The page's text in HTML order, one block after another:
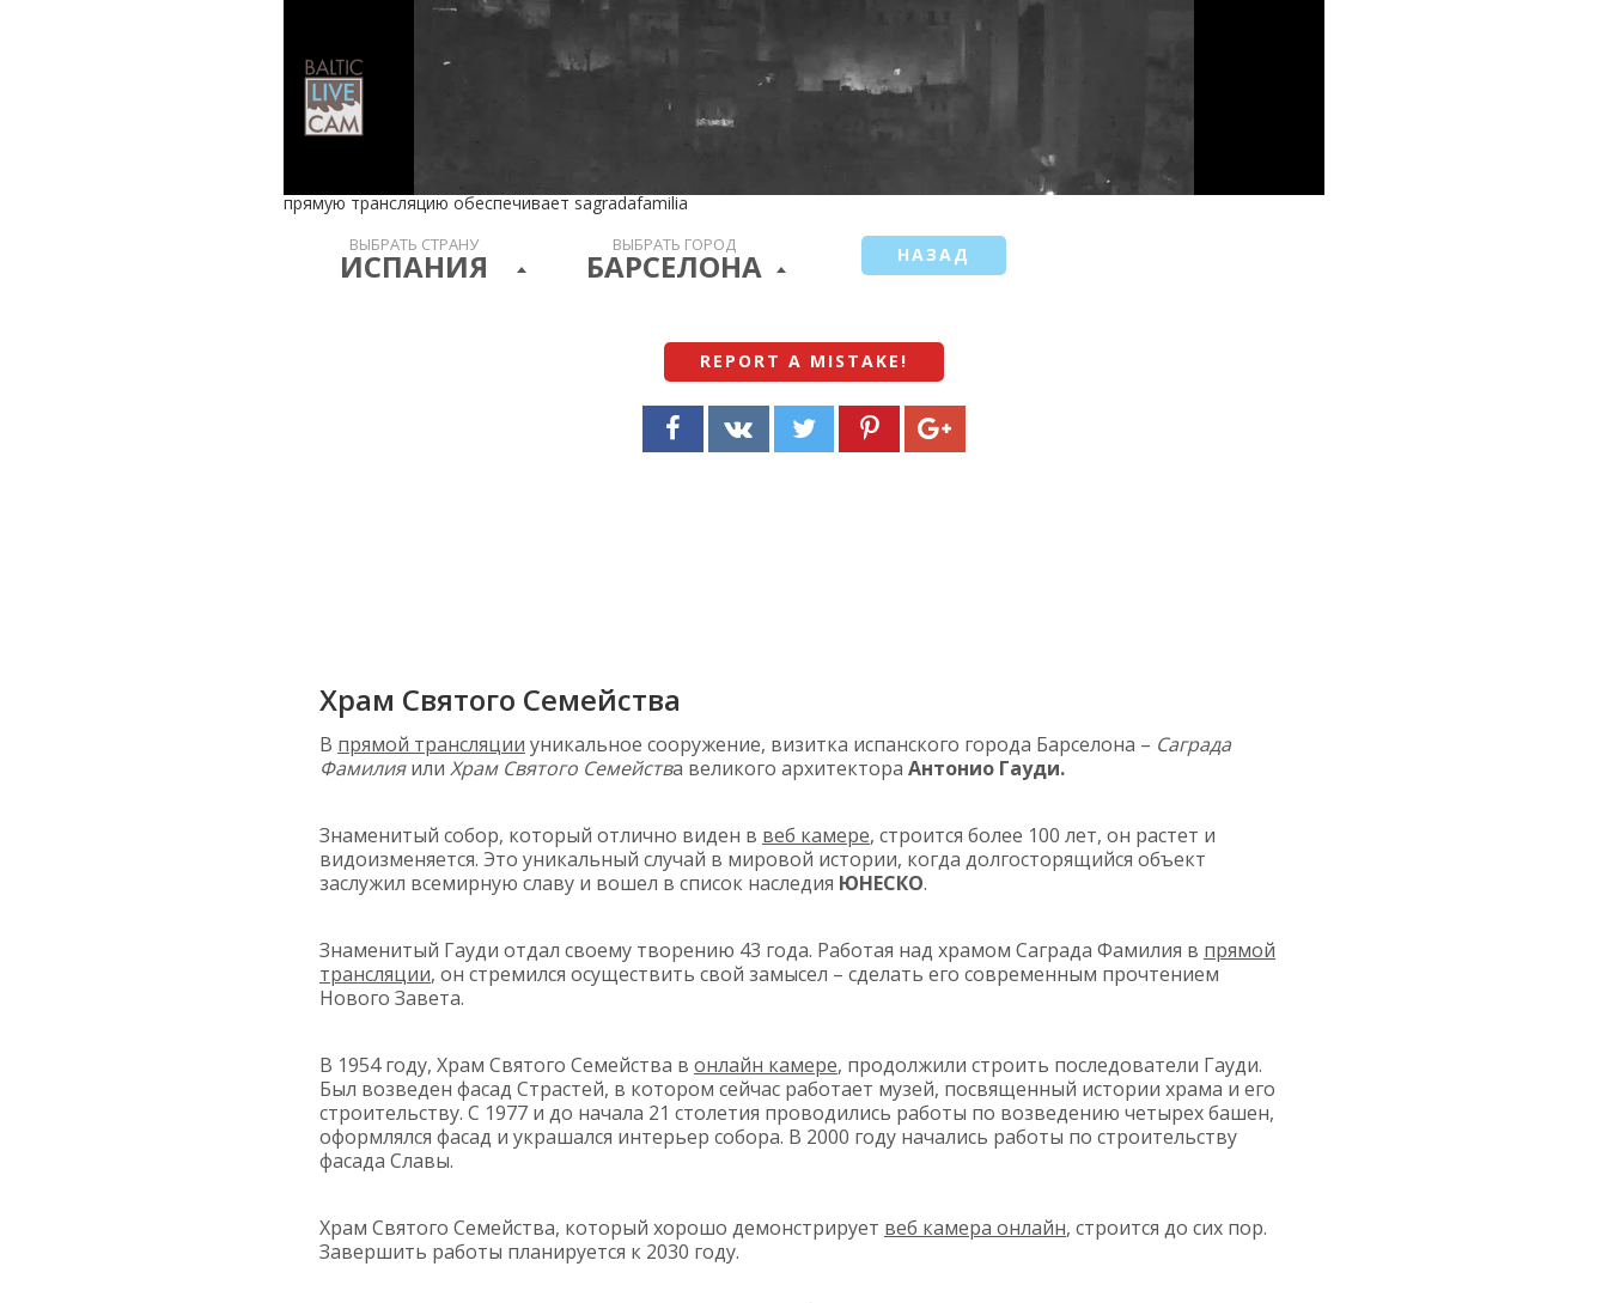
прямую трансляцию обеспечивает sagradafamilia
ВЫБРАТЬ СТРАНУ
ИСПАНИЯ
ВЫБРАТЬ ГОРОД
БАРСЕЛОНА НАЗАД
REPORT A MISTAKE !
Храм Святого Семейства
В прямой трансляции уникальное сооружение, визитка испанского города Барселона – Саграда
Фамилияили Храм Святого Семейства великого архитектора Антонио Гауди.
Знаменитый собор, который отлично виден в веб камере, строится более 100 лет, он растет и
видоизменяется. Это уникальный случай в мировой истории, когда долгосторящийся объект
заслужил всемирную славу и вошел в список наследия ЮНЕСКО.
Знаменитый Гауди отдал своему творению 43 года. Работая над храмом Саграда Фамилия в прямой
трансляции, он стремился осуществить свой замысел – сделать его современным прочтением
Нового Завета.
В 1954 году, Храм Святого Семейства в онлайн камере, продолжили строить последователи Гауди.
Был возведен фасад Страстей, в котором сейчас работает музей, посвященный истории храма и его
строительству. С 1977 и до начала 21 столетия проводились работы по возведению четырех башен,
оформлялся фасад и украшался интерьер собора. В 2000 году начались работы по строительству
фасада Славы.
Храм Святого Семейства, который хорошо демонстрирует веб камера онлайн, строится до сих пор.
Завершить работы планируется к 2030 году.